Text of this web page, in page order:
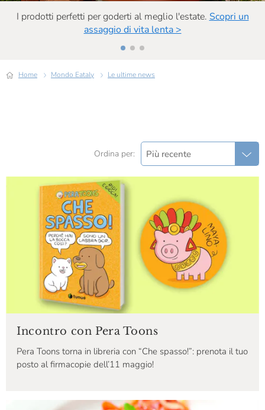
I prodotti perfetti per goderti al meglio l'estate. Scopri un
assaggio di vita lenta >
Home Mondo Eataly Le ultime news
Ordina per: Più recente
Incontro con Pera Toons
Pera Toons torna in libreria con “Che spasso!”: prenota il tuo
posto al firmacopie dell’11 maggio!